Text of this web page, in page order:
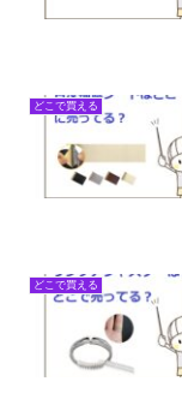
どこで買える
どこで買える